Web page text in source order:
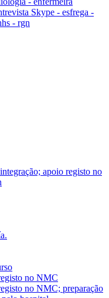
Skype - esfrega -
- rgn
apoio registo no
no NMC
no NMC; preparação